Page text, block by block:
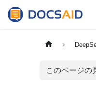
このページの